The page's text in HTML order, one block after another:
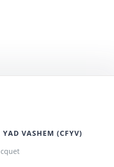
VASHEM (CFYV)